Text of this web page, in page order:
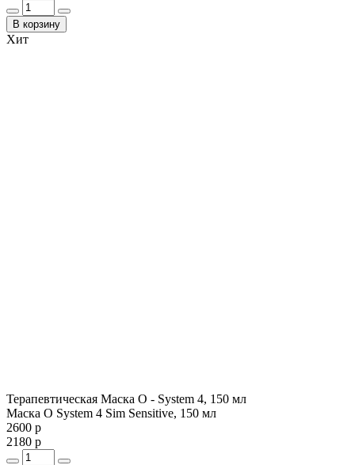
В корзину
Хит
Терапевтическая Маска О - System 4, 150 мл
Маска O System 4 Sim Sensitive, 150 мл
2600 р
2180 р